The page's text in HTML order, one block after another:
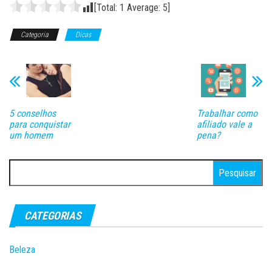
[Total: 1 Average: 5]
Categoria Dicas
5 conselhos
para conquistar
um homem
Trabalhar como
afiliado vale a
pena?
por:
CATEGORIAS
Beleza